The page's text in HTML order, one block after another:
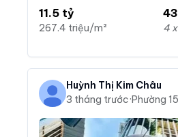
11.5 tỷ
267.4 triệu/m²
43
4
Huỳnh Thị Kim Châu
3 tháng trước·Phường